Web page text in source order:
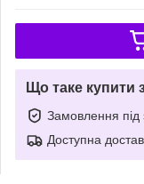
Що таке купити
Замовлення під
Доступна